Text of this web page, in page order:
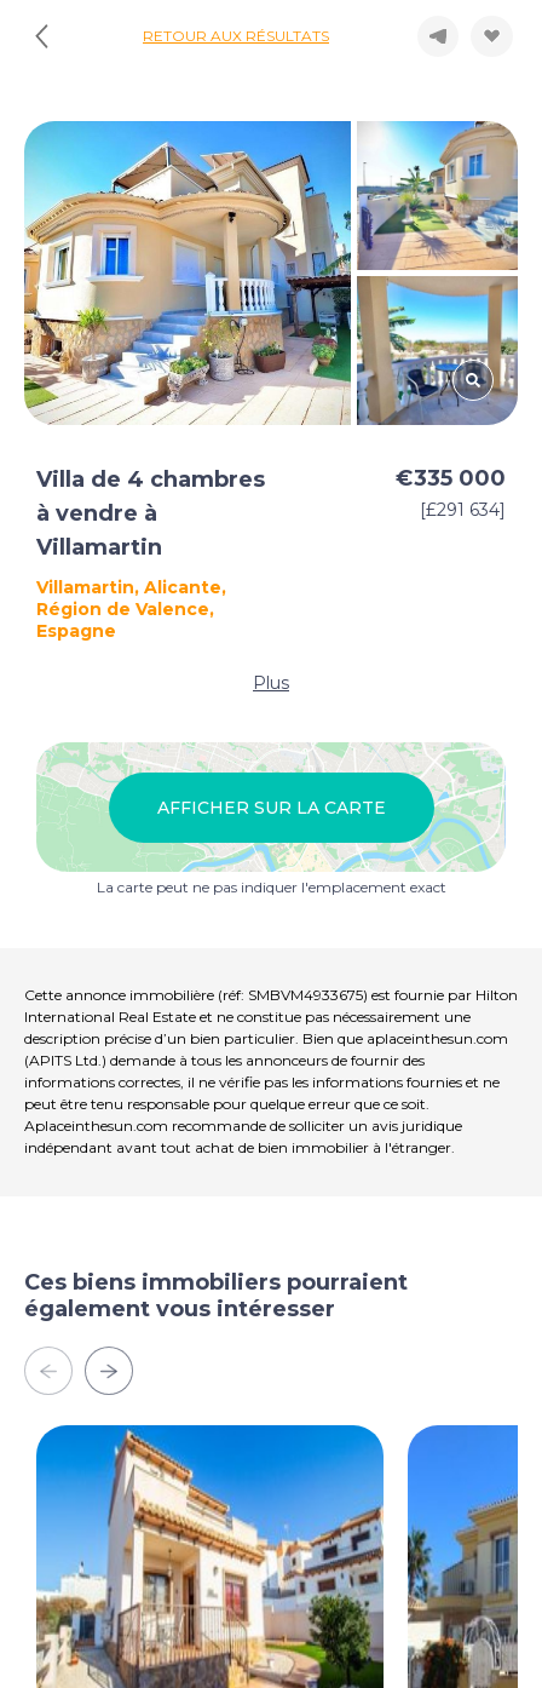
RETOUR AUX RÉSULTATS
Villa de 4 chambres
à vendre à
Villamartin
Villamartin, Alicante,
Région de Valence,
Espagne
€335 000
[£291 634]
Plus
AFFICHER SUR LA CARTE
La carte peut ne pas indiquer l'emplacement exact
Cette annonce immobilière (réf: SMBVM4933675) est fournie par Hilton
International Real Estate et ne constitue pas nécessairement une
description précise d’un bien particulier. Bien que aplaceinthesun.com
(APITS Ltd.) demande à tous les annonceurs de fournir des
informations correctes, il ne vérifie pas les informations fournies et ne
peut être tenu responsable pour quelque erreur que ce soit.
Aplaceinthesun.com recommande de solliciter un avis juridique
indépendant avant tout achat de bien immobilier à l'étranger.
Ces biens immobiliers pourraient
également vous intéresser